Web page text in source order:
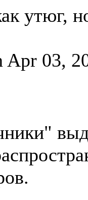
утюг,
03,